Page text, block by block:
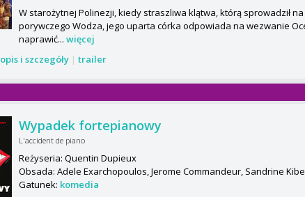
W starożytnej Polinezji, kiedy straszliwa klątwa, którą sprowadził
porywczego Wodza, jego uparta córka odpowiada na wezwanie
naprawić...więcej
opis i szczegóły |trailer
Wypadek fortepianowy
L'accident de piano
Reżyseria: Quentin Dupieux
Obsada: Adele Exarchopoulos, Jerome Commandeur, Sandrine
Gatunek: komedia